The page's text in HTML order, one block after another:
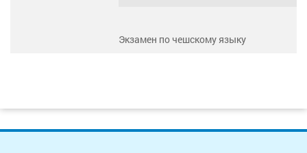
Экзамен по чешскому языку